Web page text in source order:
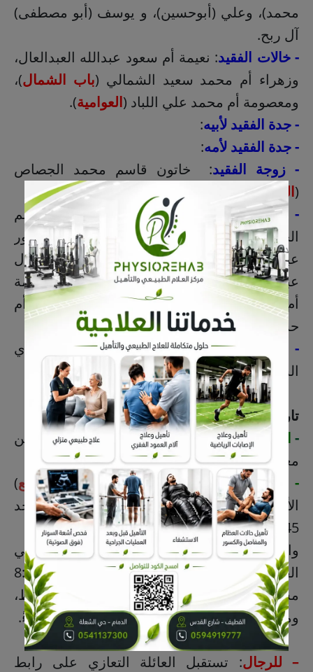
محمد)، وعلي (أبوحسين)، و يوسف (أبو مصطفى)
آل ربح.
- خالات الفقيد: نعيمة أم سعود عبدالله العبدالعال،
وزهراء أم محمد سعيد الشمالي (باب الشمال)،
ومعصومة أم محمد علي اللباد (العوامية).
- جدة الفقيد لأبيه:
- جدة الفقيد لأمه:
- زوجة الفقيد: خاتون قاسم محمد الجصاص
(القطيف
- إخوان وأخوات زوجة الفقيد
: أحمد قاسم
الجصاص (أبو حسين)، وزكية أم علي حسن عاشور
عبدالله آل بطي (البحاري)، وزهراء أم نضال
عبدالحميد المطلق (القطيف - الخامسة)، وفاطمة
أم خالد عبدالله المري (باب الشمال
)، وهدى أم
حسن علي العوامي (العوامية).
- والدة زوجة الفقيد: السيدة بلقيس علوي
الشاخوري (التوبي).
تاريخ الوفاة: الثلاثاء 16 ذو الحجة 1447هـ
- التشييع
: 9 مساء الثلاثاء 16 ذو الحجة 1447هـ، من
مغتسل البستان.
- الفاتحة: الرجال في حسينية الشماسي (الموقع)
الأربعاء والجمعة 9:45 صباحًا و4:45 عصرًا، والأحد
9:45 صباحًا و4:45 عصرًا و8:00 مساءً.
والنساء في حسينية الحجة (سميرة) بالناصرة في
القطيف (
الموقع
)، الساعة 4:30 عصرًا و8:00
مساءً، تبدأ مساء الخميس، والجمعة عصرًا فقط،
ومن عصر السبت حتى مساء الثلاثاء عصرًا ومساءً.
– للرجال: تستقبل العائلة التعازي على رابط